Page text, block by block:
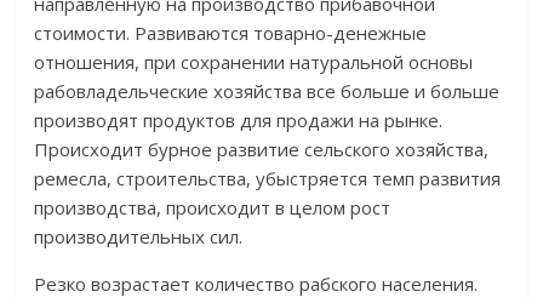
стоимости. Развиваются товарно-денежные
отношения, при сохранении натуральной основы
рабовладельческие хозяйства все больше и больше
производят продуктов для продажи на рынке.
Происходит бурное развитие сельского хозяйства,
ремесла, строительства, убыстряется темп развития
производства, происходит в целом рост
производительных сил.
Резко возрастает количество рабского населения.